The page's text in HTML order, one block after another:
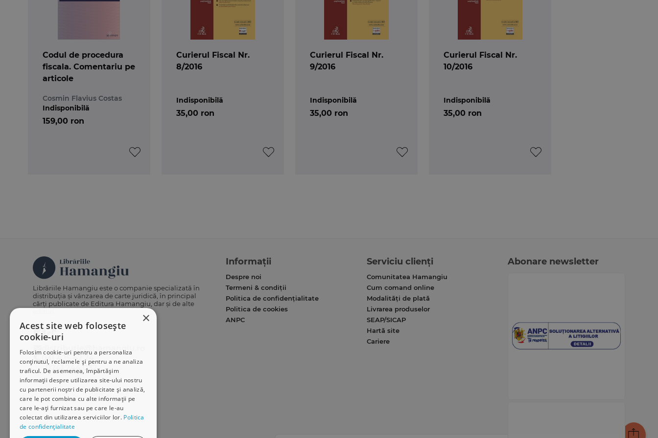
Codul de procedura
fiscala. Comentariu pe
articole
Cosmin Flavius Costas
159,00 ron
Indisponibilă
Curierul Fiscal Nr.
8/2016
35,00 ron
Indisponibilă
Curierul Fiscal Nr.
9/2016
35,00 ron
Indisponibilă
Curierul Fiscal Nr.
10/2016
35,00 ron
Indisponibilă
×
Acest site web folosește
cookie-uri
Folosim cookie-uri pentru a personaliza
conținutul, reclamele și pentru a ne analiza
traficul. De asemenea, împărtășim
informații despre utilizarea site-ului nostru
cu partenerii noștri de publicitate și analiză,
care le pot combina cu alte informații pe
care le-ați furnizat sau pe care le-au
colectat din utilizarea serviciilor lor. Politica
de confidențialitate
Librăriile Hamangiu este o companie specializată în
distribuția și vânzarea de carte juridică, în principal
cărți publicate de Editura Hamangiu, dar și de alte
distributie@hamangiu.ro
031 425 42 24
0741 244 032
Informații
Despre noi
Termeni & condiții
Politica de confidențialitate
Politica de cookies
ANPC
Serviciu clienți
Comunitatea Hamangiu
Cum comand online
Modalități de plată
Livrarea produselor
SEAP/SICAP
Hartă site
Cariere
Abonare newsletter